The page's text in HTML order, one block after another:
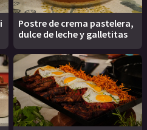
Postre de crema pastelera,
dulce de leche y galletitas